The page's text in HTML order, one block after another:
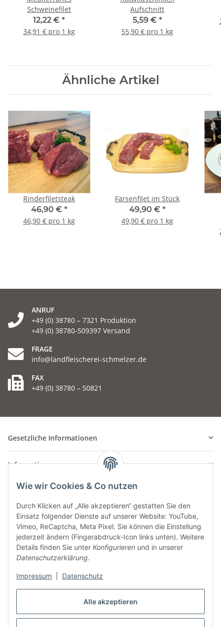
Alle akzeptieren
Wie wir Cookies & Co nutzen
Durch Klicken auf „Alle akzeptieren“ gestatten Sie den
Einsatz folgender Dienste auf unserer Website: YouTube,
Vimeo, ReCaptcha, Meta Pixel. Sie können die Einstellung
jederzeit ändern (Fingerabdruck-Icon links unten). Weitere
Details finden Sie unter Konfigurieren und in unserer
Datenschutzerklärung.
Impressum Datenschutz
Schweinefilet
12,22 € *
34,91 € pro 1 kg
Aufschnitt
5,59 € *
55,90 € pro 1 kg
Ähnliche Artikel
Rinderfiletsteak
46,90 € *
46,90 € pro 1 kg
Färsenfilet im Stück
49,90 € *
49,90 € pro 1 kg
ANRUF
+49 (0) 38780 – 7321 Produktion
+49 (0) 38780-509397 Versand
FRAGE
info@landfleischerei-schmelzer.de
FAX
+49 (0) 38780 – 50821
Gesetzliche Informationen
Informationen